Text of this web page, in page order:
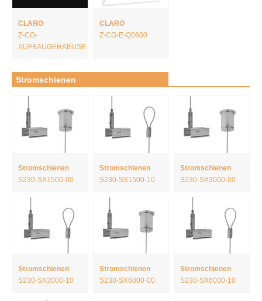
CLARO
Z-CO-
AUFBAUGEHAEUSE
CLARO
Z-CO-E-Q0600
Stromschienen
Stromschienen
S230-SX1500-00
Stromschienen
S230-SX1500-10
Stromschienen
S230-SX3000-00
Stromschienen
S230-SX3000-10
Stromschienen
S230-SX6000-00
Stromschienen
S230-SX6000-10